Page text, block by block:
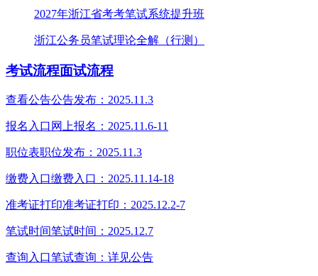
2027年浙江省考考笔试系统提升班
浙江公务员笔试理论全解（行测）
考试流程面试流程
查看公告公告发布：2025.11.3
报名入口 网上报名：2025.11.6-11
职位表职位发布：2025.11.3
缴费入口缴费入口：2025.11.14-18
准考证打印准考证打印：2025.12.2-7
笔试时间笔试时间：2025.12.7
查询入口笔试查询：详见公告